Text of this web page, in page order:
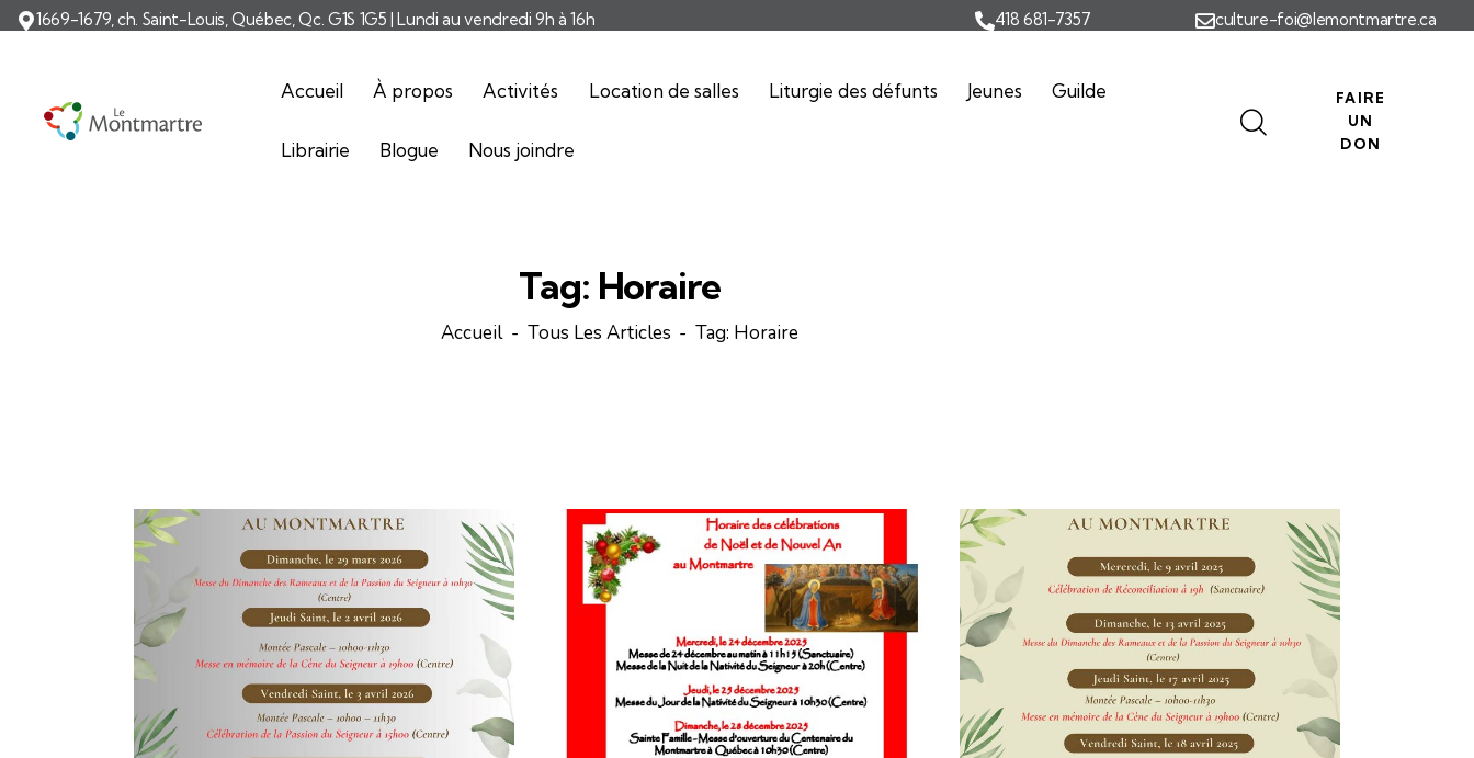
1669-1679, ch. Saint-Louis, Québec, Qc. G1S 1G5 | Lundi au vendredi 9h à 16h 418 681-7357 culture-foi@lemontmartre.ca
Accueil À propos Activités Location de salles Liturgie des défunts Jeunes Guilde
Librairie Blogue Nous joindre
FAIRE
UN
DON
Tag: Horaire
Accueil Tous Les Articles Tag: Horaire